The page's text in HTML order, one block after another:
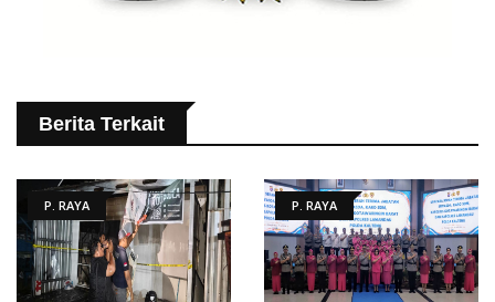
Berita Terkait
P. RAYA P. RAYA